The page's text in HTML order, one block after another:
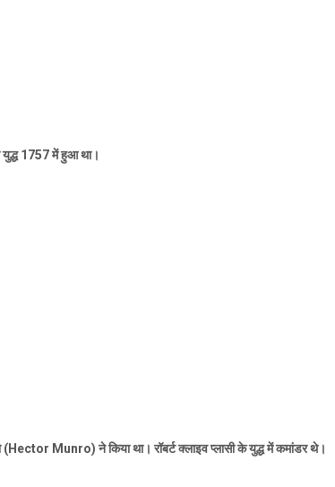
1757में हुआ था।
(Hector Munro)ने किया था। रॉबर्ट क्लाइव प्लासी के युद्ध में कमांडर थे।